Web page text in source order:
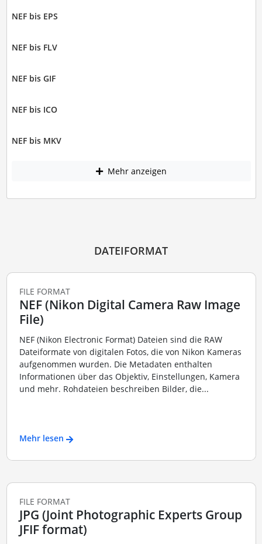
NEF bis EPS
NEF bis FLV
NEF bis GIF
NEF bis ICO
NEF bis MKV
Mehr anzeigen
DATEIFORMAT
FILE FORMAT
NEF (Nikon Digital Camera Raw Image
File)
NEF (Nikon Electronic Format) Dateien sind die RAW
Dateiformate von digitalen Fotos, die von Nikon Kameras
aufgenommen wurden. Die Metadaten enthalten
Informationen über das Objektiv, Einstellungen, Kamera
und mehr. Rohdateien beschreiben Bilder, die...
Mehr lesen
FILE FORMAT
JPG (Joint Photographic Experts Group
JFIF format)